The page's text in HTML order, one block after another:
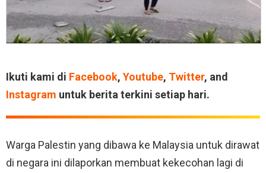
Ikuti kami di Facebook, Youtube, Twitter, and
Instagram untuk berita terkini setiap hari.
Warga Palestin yang dibawa ke Malaysia untuk dirawat
di negara ini dilaporkan membuat kekecohan lagi di